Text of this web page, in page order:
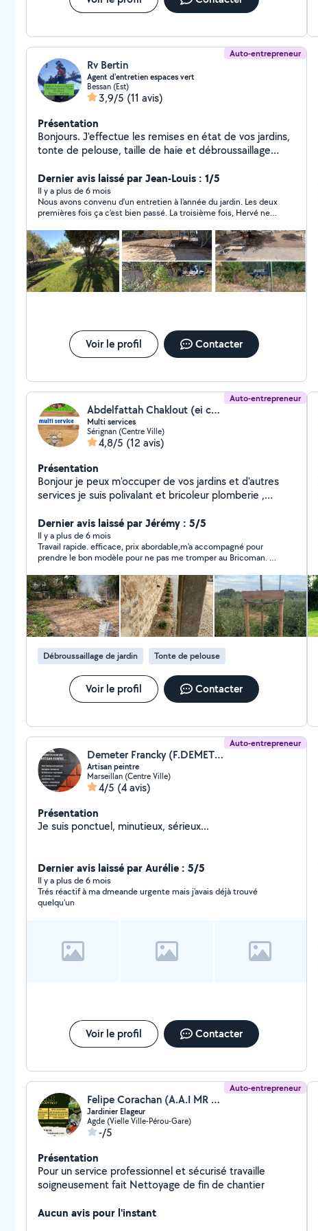
Auto-entrepreneur
Rv Bertin
Agent d'entretien espaces vert
Bessan (Est)
3,9/5 (11 avis)
Présentation
Bonjours. J'effectue les remises en état de vos jardins,
tonte de pelouse, taille de haie et débroussaillage
Dernier avis laissé par Jean-Louis : 1/5
Il y a plus de 6 mois
Nous avons convenu d'un entretien à l'année du jardin. Les deux
premières fois ça c'est bien passé. La troisième fois, Hervé ne
répondeur. Ce n'est pas correct, personne peu fiable !
Voir le profil Contacter
Auto-entrepreneur
Abdelfattah Chaklout (ei chaklout abdelfattah)
Multi services
Sérignan (Centre Ville)
4,8/5 (12 avis)
Présentation
Bonjour je peux m'occuper de vos jardins et d'autres
services je suis polivalant et bricoleur plomberie ,
Dernier avis laissé par Jérémy : 5/5
Il y a plus de 6 mois
Travail rapide. efficace, prix abordable,m'a accompagné pour
prendre le bon modèle pour ne pas me tromper au Bricoman. Et
Débroussaillage de jardin Tonte de pelouse
Voir le profil Contacter
Auto-entrepreneur
Demeter Francky (F.DEMETER PEINTURE)
Artisan peintre
Marseillan (Centre Ville)
4/5 (4 avis)
Présentation
Je suis ponctuel, minutieux, sérieux...
Dernier avis laissé par Aurélie : 5/5
Il y a plus de 6 mois
Trés réactif à ma dmeande urgente mais j'avais déjà trouvé
quelqu'un
Voir le profil Contacter
Auto-entrepreneur
Felipe Corachan (A.A.I MR CORACHAN)
Jardinier Elageur
Agde (Vielle Ville-Pérou-Gare)
-/5
Présentation
Pour un service professionnel et sécurisé travaille
soigneusement fait Nettoyage de fin de chantier
Aucun avis pour l'instant